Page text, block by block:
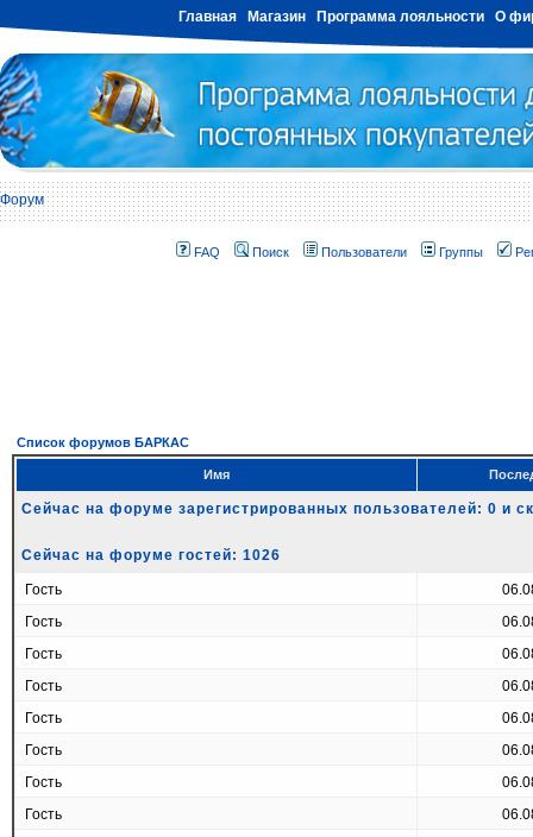
Главная Магазин Программа лояльности О
Форум
FAQ Поиск Пользователи Группы
Список форумов БАРКАС
Имя
Сейчас на форуме зарегистрированных пользователей: 0 и
Сейчас на форуме гостей: 1026
Гость
Гость
Гость
Гость
Гость
Гость
Гость
Гость